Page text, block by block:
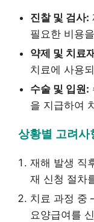
진찰 및 검사:
필요한 비용
약제 및 치료
치료에 사용
수술 및 입원:
을 지급하여
상황별 고려사
재해 발생 직
재 신청 절차
치료 과정 중
요양급여를